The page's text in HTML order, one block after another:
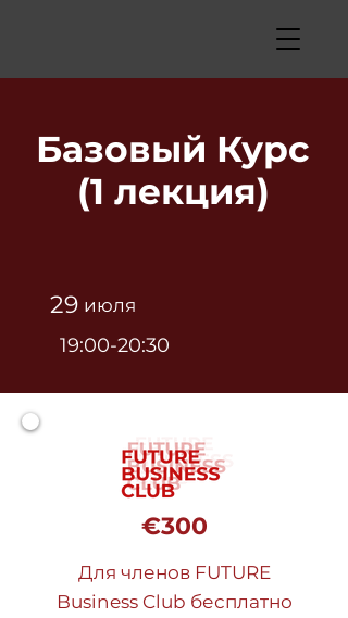
Базовый Курс
(1 лекция)
29 июля
19:00-20:30
€300
Для членов FUTURE
Business Club бесплатно